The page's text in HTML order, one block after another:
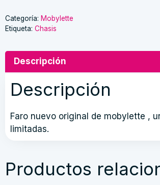
Categoría: Mobylette
Etiqueta: Chasis
Descripción
Descripción
Faro nuevo original de mobylette ,
limitadas.
Productos